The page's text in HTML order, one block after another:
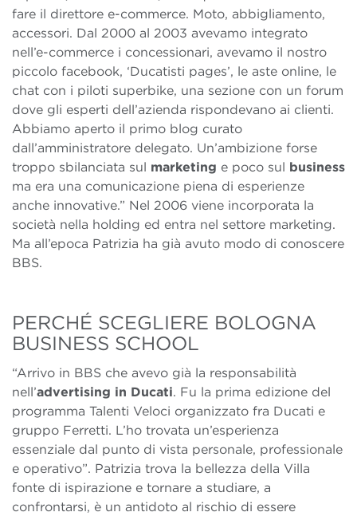
fare il direttore e-commerce. Moto, abbigliamento,
accessori. Dal 2000 al 2003 avevamo integrato
nell’e-commerce i concessionari, avevamo il nostro
piccolo facebook, ‘Ducatisti pages’, le aste online, le
chat con i piloti superbike, una sezione con un forum
dove gli esperti dell’azienda rispondevano ai clienti.
Abbiamo aperto il primo blog curato
dall’amministratore delegato. Un’ambizione forse
troppo sbilanciata sul marketing e poco sul business
ma era una comunicazione piena di esperienze
anche innovative.” Nel 2006 viene incorporata la
società nella holding ed entra nel settore marketing.
Ma all’epoca Patrizia ha già avuto modo di conoscere
BBS.
PERCHÉ SCEGLIERE BOLOGNA
BUSINESS SCHOOL
“Arrivo in BBS che avevo già la responsabilità
nell’advertising in Ducati. Fu la prima edizione del
programma Talenti Veloci organizzato fra Ducati e
gruppo Ferretti. L’ho trovata un’esperienza
essenziale dal punto di vista personale, professionale
e operativo”. Patrizia trova la bellezza della Villa
fonte di ispirazione e tornare a studiare, a
confrontarsi, è un antidoto al rischio di essere